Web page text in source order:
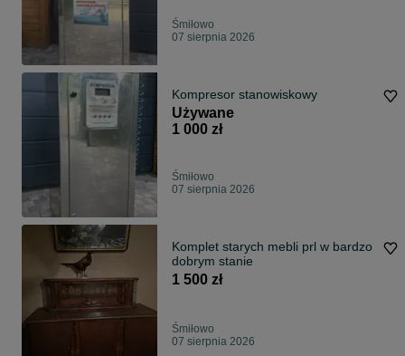
Śmiłowo
07 sierpnia 2026
Kompresor stanowiskowy
Używane
1 000 zł
Śmiłowo
07 sierpnia 2026
Komplet starych mebli prl w bardzo
dobrym stanie
1 500 zł
Śmiłowo
07 sierpnia 2026